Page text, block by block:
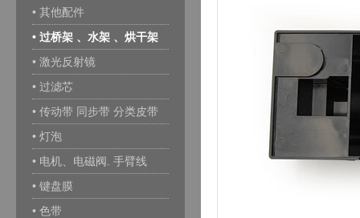
• 其他配件
• 过桥架 、水架 、烘干架
• 激光反射镜
• 过滤芯
• 传动带 同步带 分类皮带
• 灯泡
• 电机、电磁阀. 手臂线
• 键盘膜
• 色带